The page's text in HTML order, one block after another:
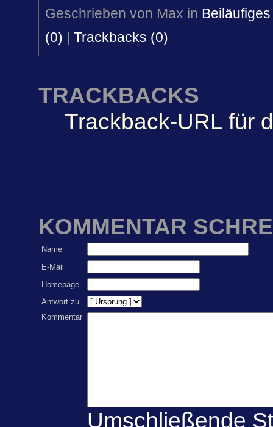
Geschrieben von Max in Beiläufiges
(0) | Trackbacks (0)
TRACKBACKS
Trackback-URL für
KOMMENTAR
Name
E-Mail
Homepage
Antwort zu
Kommentar
Umschließende